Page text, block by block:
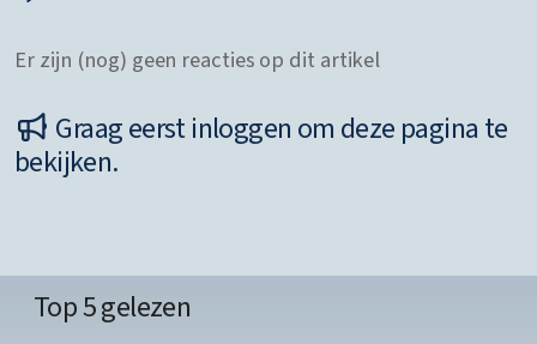
Er zijn (nog) geen reacties op dit artikel
Graag eerst inloggen om deze pagina te
bekijken.
Top 5 gelezen